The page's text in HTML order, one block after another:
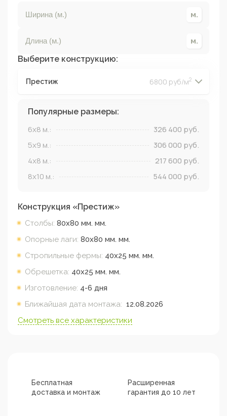
Выберите конструкцию:
Престиж 6800 руб/м2
Популярные размеры:
6x8 м.: 326 400 руб.
5x9 м.: 306 000 руб.
4x8 м.: 217 600 руб.
8x10 м.: 544 000 руб.
Конструкция «Престиж»
Столбы: 80х80 мм. мм.
Опорные лаги: 80х80 мм. мм.
Стропильные фермы: 40х25 мм. мм.
Обрешетка: 40х25 мм. мм.
Изготовление: 4-6 дня
Ближайшая дата монтажа: 12.08.2026
Смотреть все характеристики
Бесплатная
доставка и монтаж
Расширенная
гарантия до 10 лет